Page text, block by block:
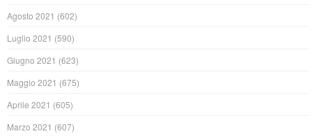
Agosto 2021 (602)
Luglio 2021 (590)
Giugno 2021 (623)
Maggio 2021 (675)
Aprile 2021 (605)
Marzo 2021 (607)